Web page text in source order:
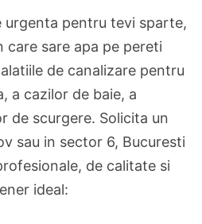
urgenta pentru tevi sparte,
sare apa pe pereti
de canalizare pentru
a cazilor de baie, a
de scurgere. Solicita un
sau in sector 6, Bucuresti
de calitate si
ideal: